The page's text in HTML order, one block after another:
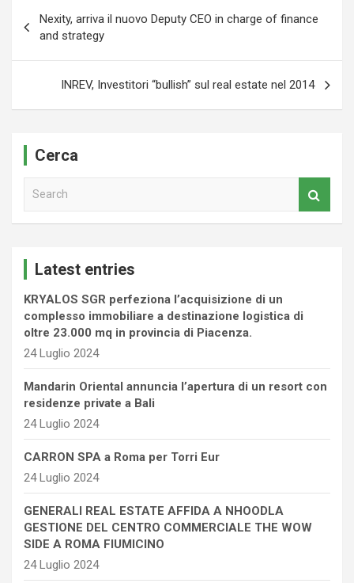
articoli
Nexity, arriva il nuovo Deputy CEO in charge of finance
and strategy
INREV, Investitori “bullish” sul real estate nel 2014
Cerca
Latest entries
KRYALOS SGR perfeziona l’acquisizione di un
complesso immobiliare a destinazione logistica di
oltre 23.000 mq in provincia di Piacenza.
24 Luglio 2024
Mandarin Oriental annuncia l’apertura di un resort con
residenze private a Bali
24 Luglio 2024
CARRON SPA a Roma per Torri Eur
24 Luglio 2024
GENERALI REAL ESTATE AFFIDA A NHOODLA
GESTIONE DEL CENTRO COMMERCIALE THE WOW
SIDE A ROMA FIUMICINO
24 Luglio 2024